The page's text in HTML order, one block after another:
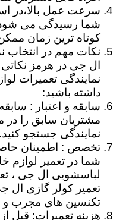
سرعت عمل بالا،در
شما رسیدگی می شود
کوتاه ترین زمان
نکات مهم در انتخاب
ال جی در هرمز نکاتی
نمایندگی تعمیرات
داشته باشید:
سابقه و اعتبار :
مشتریان سابق را در
نمایندگی جستجو کنید.
تخصص : اطمینان حاصل
شما در تعمیر
لباسشویی ال جی ،
تعمیر کولر گازی ال
تکنسین های مجرب و
هزینه تعمیرات: قبل